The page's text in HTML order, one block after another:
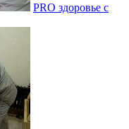
PRO здоровье с